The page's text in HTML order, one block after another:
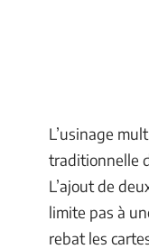
L’usinage
traditionnelle
L’ajout de
limite pas à
rebat les